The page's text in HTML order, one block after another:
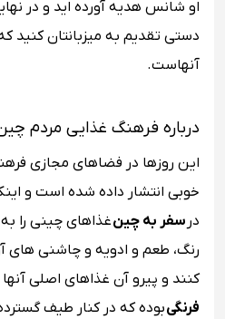
او شانس هدیه آورده اید و در
دستی تقدیم به میزبانتان کنید
آنهاست.
درباره فرهنگ غذایی مردم
این روزها در فضاهای مجازی
خوبی انتشار داده شده است و
در سفر به چینغذاهای چینی را
رنگ، طعم و ادویه و چاشنی‌ های
کنند و پیرو آن غذاهای اصلی آنها
فرنگیبوده که در کنار طیف